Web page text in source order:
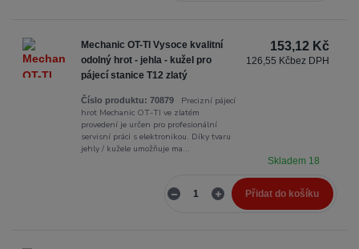
Mechanic OT-TI Vysoce kvalitní
odolný hrot - jehla - kužel pro
pájecí stanice T12 zlatý
Číslo produktu: 70879Precizní pájecí
hrot Mechanic OT-TI ve zlatém
provedení je určen pro profesionální
servisní práci s elektronikou. Díky tvaru
jehly / kužele umožňuje ma...
153,12 Kč
126,55 Kčbez DPH
Skladem 18
Přidat do košíku